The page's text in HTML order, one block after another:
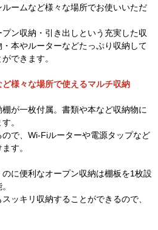
ームなど様々な場所でお使いいただ
ン収納・引き出しという充実した収
本やルーターなどたっぷり収納して
できます。
様々な場所で使えるマルチ収納
が一枚付属。書類や本など収納物に
。
で、Wi-Fiルーターや電源タップなど
す。
に便利なオープン収納は棚板を1枚設
ッキリ収納することができるので、